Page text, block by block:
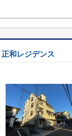
正和レジデンス